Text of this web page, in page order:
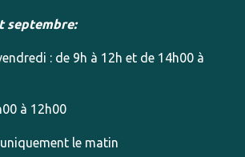
septembre:
: de 9h à 12h et de 14h00 à
à 12h00
le matin